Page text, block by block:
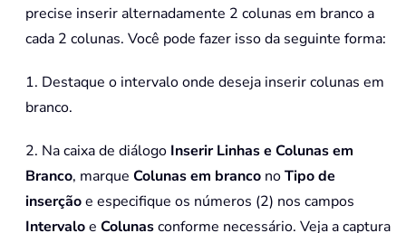
precise inserir alternadamente 2 colunas em branco a
cada 2 colunas. Você pode fazer isso da seguinte forma:
1. Destaque o intervalo onde deseja inserir colunas em
branco.
2. Na caixa de diálogo Inserir Linhas e Colunas em
Branco, marque Colunas em branco noTipo de
inserçãoe especifique os números (2) nos campos
Intervaloe Colunasconforme necessário. Veja a captura